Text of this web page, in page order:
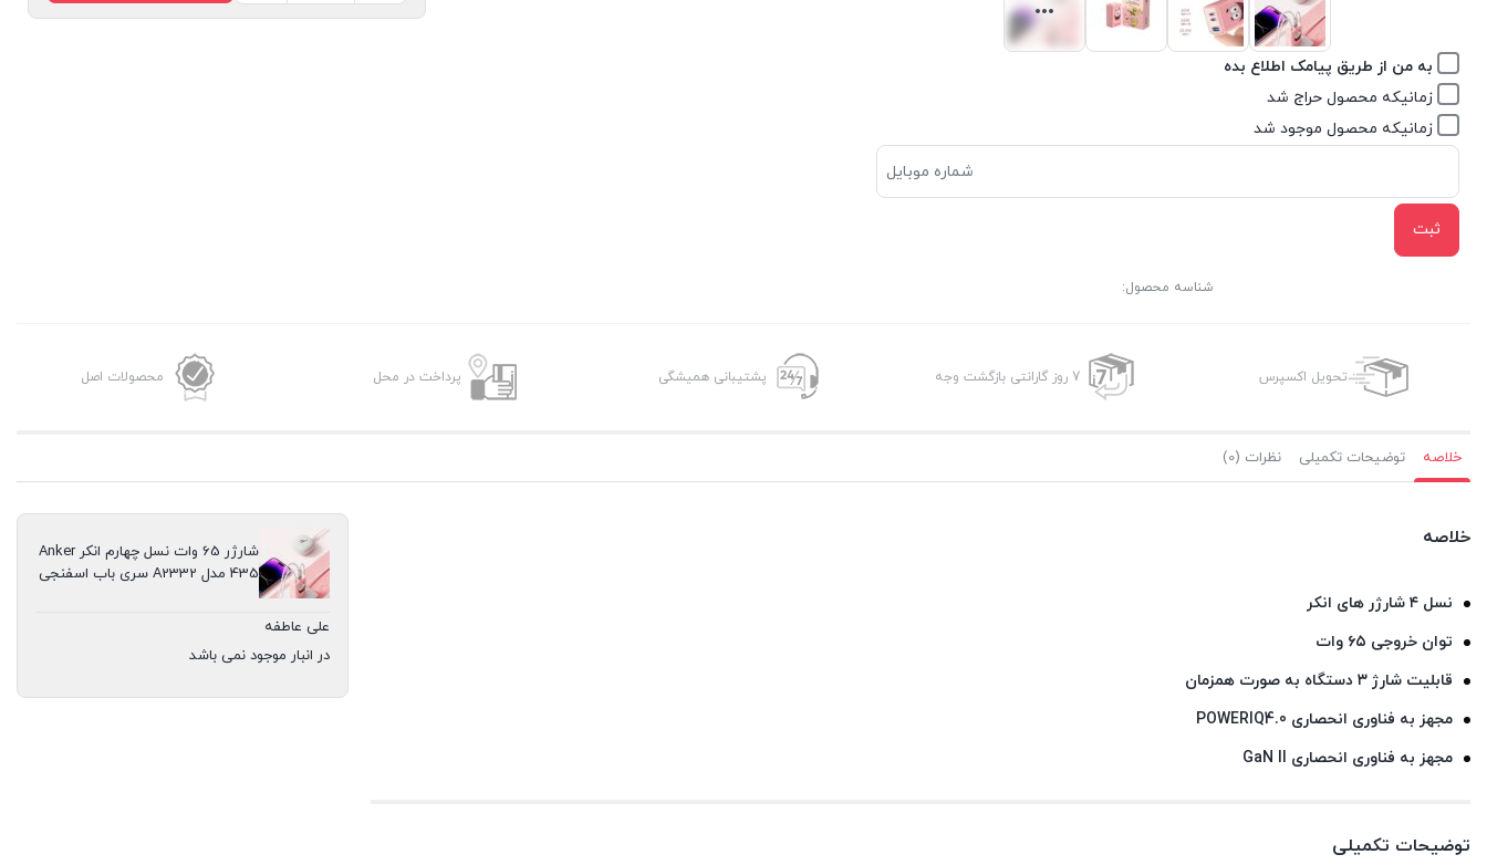
به من از طریق پیامک اطلاع بده
زمانیکه محصول حراج شد
زمانیکه محصول موجود شد
ثبت
شناسه محصول:
65
تحویل اکسپرس 7 روز گارانتی بازگشت وجه پشتیبانی همیشگی پرداخت در محل محصولات اصل
خلاصه توضیحات تکمیلی نظرات (0)
خلاصه
نسل ۴ شارژر های انکر
توان خروجی ۶۵ وات
قابلیت شارژ ۳ دستگاه به صورت همزمان
مجهز به فناوری انحصاری POWERIQ4.0
مجهز به فناوری انحصاری GaN II
توضیحات تکمیلی
شارژر 65 وات نسل چهارم انکر Anker
435 مدل A2332 سری باب اسفنجی
علی عاطفه
در انبار موجود نمی باشد